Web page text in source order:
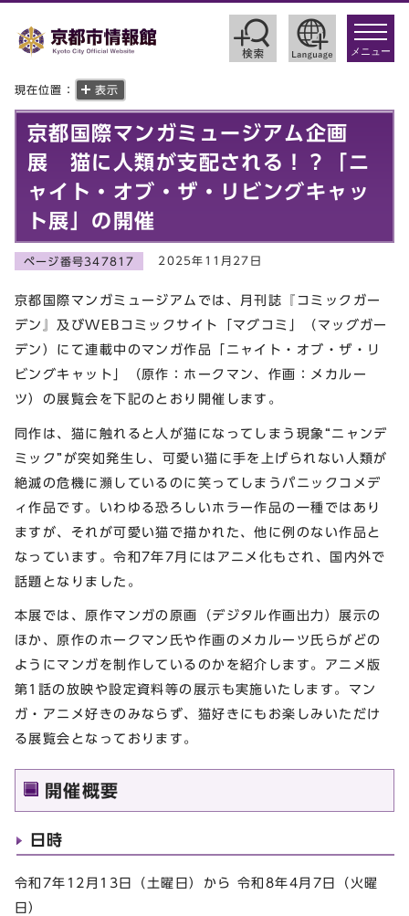
toggle
メニュー
現在位置： 表示
京都国際マンガミュージアム企画
展 猫に人類が支配される！？「ニ
ャイト・オブ・ザ・リビングキャッ
ト展」の開催
ページ番号347817 2025年11月27日
京都国際マンガミュージアムでは、月刊誌『コミックガー
デン』及びWEBコミックサイト「マグコミ」（マッグガー
デン）にて連載中のマンガ作品「ニャイト・オブ・ザ・リ
ビングキャット」（原作：ホークマン、作画：メカルー
ツ）の展覧会を下記のとおり開催します。
同作は、猫に触れると人が猫になってしまう現象“ニャンデ
ミック”が突如発生し、可愛い猫に手を上げられない人類が
絶滅の危機に瀕しているのに笑ってしまうパニックコメデ
ィ作品です。いわゆる恐ろしいホラー作品の一種ではあり
ますが、それが可愛い猫で描かれた、他に例のない作品と
なっています。令和7年7月にはアニメ化もされ、国内外で
話題となりました。
本展では、原作マンガの原画（デジタル作画出力）展示の
ほか、原作のホークマン氏や作画のメカルーツ氏らがどの
ようにマンガを制作しているのかを紹介します。アニメ版
第1話の放映や設定資料等の展示も実施いたします。マン
ガ・アニメ好きのみならず、猫好きにもお楽しみいただけ
る展覧会となっております。
開催概要
日時
令和7年12月13日（土曜日）から 令和8年4月7日（火曜
日）